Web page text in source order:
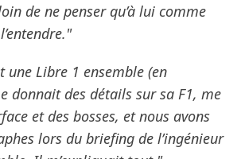
de ne penser qu’à lui comme
une Libre 1 ensemble (en
donnait des détails sur sa F1, me
et des bosses, et nous avons
lors du briefing de l’ingénieur